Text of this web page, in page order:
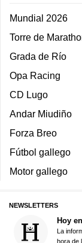
Mundial 2026
Torre de
Grada de Río
Opa Racing
CD Lugo
Andar Miudiño
Forza Breo
Fútbol gallego
Motor gallego
NEWSLETTERS
Hoy
La
hora de